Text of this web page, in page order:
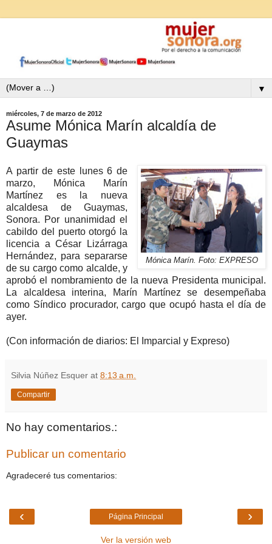
▼
miércoles, 7 de marzo de 2012
Asume Mónica Marín alcaldía de
Guaymas
Mónica Marín. Foto: EXPRESO
A partir de este lunes 6 de
marzo, Mónica Marín
Martínez es la nueva
alcaldesa de Guaymas,
Sonora. Por unanimidad el
cabildo del puerto otorgó la
licencia a César Lizárraga
Hernández, para separarse
de su cargo como alcalde, y
aprobó el nombramiento de la nueva Presidenta municipal.
La alcaldesa interina, Marín Martínez se desempeñaba
como Síndico procurador, cargo que ocupó hasta el día de
ayer.
(Con información de diarios: El Imparcial y Expreso)
Silvia Núñez Esquer at 8:13 a.m.
Compartir
No hay comentarios.:
Publicar un comentario
Agradeceré tus comentarios:
‹ ›
Página Principal
Ver la versión web